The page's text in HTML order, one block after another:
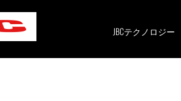
JBCテクノロジー